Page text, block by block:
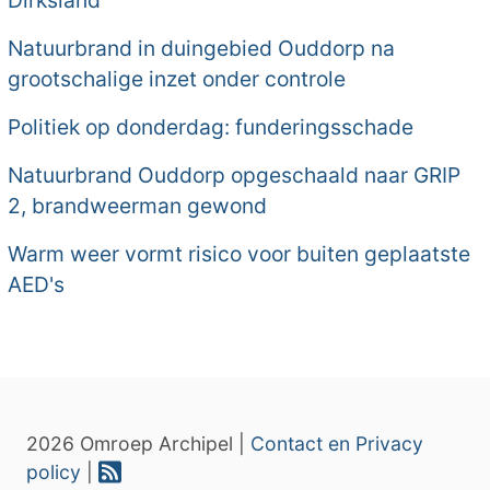
Natuurbrand in duingebied Ouddorp na
grootschalige inzet onder controle
Politiek op donderdag: funderingsschade
Natuurbrand Ouddorp opgeschaald naar GRIP
2, brandweerman gewond
Warm weer vormt risico voor buiten geplaatste
AED's
2026 Omroep Archipel | Contact en Privacy
policy